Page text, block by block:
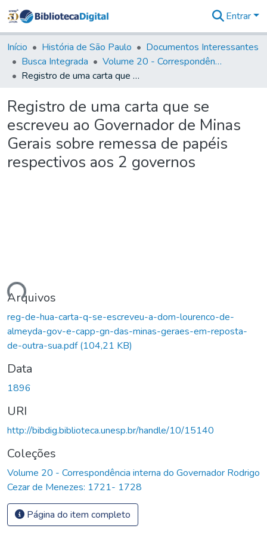
&
Coleções
Tudo na
Biblioteca
Estatísticas
Entrar
Início História de São Paulo
Documentos Interessantes
Busca Integrada
Volume 20 - Correspondência interna do Governador Rodrigo Cezar de Menezes: 1721- 1728
Registro de uma carta que se escreveu ao Governador de Minas Gerais sobre remessa de papéis respectivos aos 2 governos
Registro de uma carta que se
escreveu ao Governador de Minas
Gerais sobre remessa de papéis
respectivos aos 2 governos
Arquivos
reg-de-hua-carta-q-se-escreveu-a-dom-lourenco-de-
almeyda-gov-e-capp-gn-das-minas-geraes-em-reposta-
de-outra-sua.pdf(104,21 KB)
Data
1896
URI
http://bibdig.biblioteca.unesp.br/handle/10/15140
Coleções
Volume 20 - Correspondência interna do Governador Rodrigo
Cezar de Menezes: 1721- 1728
Página do item completo